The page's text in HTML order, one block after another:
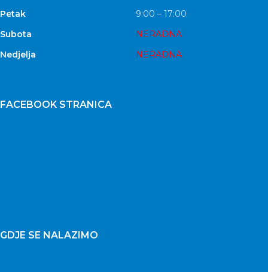
Petak
9:00 – 17:00
Subota
NERADNA
Nedjelja
NERADNA
FACEBOOK STRANICA
GDJE SE NALAZIMO